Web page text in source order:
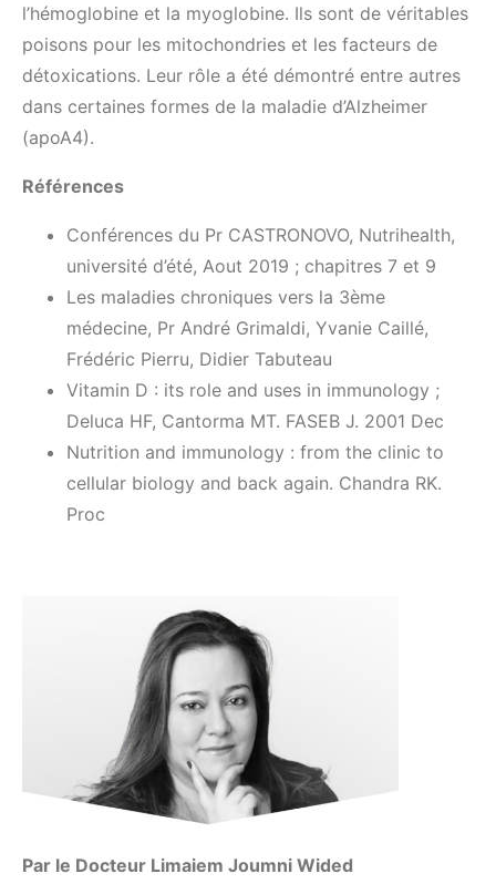
l’hémoglobine et la myoglobine. Ils sont de véritables
poisons pour les mitochondries et les facteurs de
détoxications. Leur rôle a été démontré entre autres
dans certaines formes de la maladie d’Alzheimer
(apoA4).
Références
Conférences du Pr CASTRONOVO, Nutrihealth,
université d’été, Aout 2019 ; chapitres 7 et 9
Les maladies chroniques vers la 3ème
médecine, Pr André Grimaldi, Yvanie Caillé,
Frédéric Pierru, Didier Tabuteau
Vitamin D : its role and uses in immunology ;
Deluca HF, Cantorma MT. FASEB J. 2001 Dec
Nutrition and immunology : from the clinic to
cellular biology and back again. Chandra RK.
Proc
Par le Docteur Limaiem Joumni Wided